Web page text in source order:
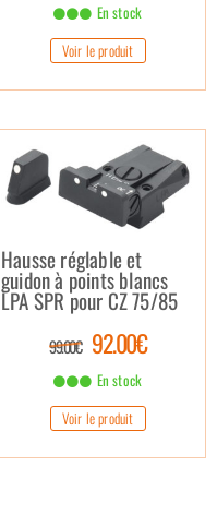
En stock
Voir le produit
Hausse réglable et
guidon à points blancs
LPA SPR pour CZ 75/85
99.00€ 92.00€
En stock
Voir le produit